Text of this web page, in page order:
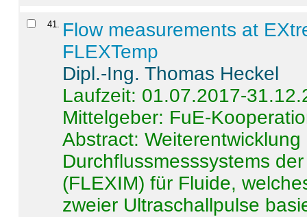
41. Flow measurements at
FLEXTemp
Dipl.-Ing. Thomas Heckel
Laufzeit: 01.07.2017-
Mittelgeber: FuE-
Abstract:
Durchflussmesssystems
(FLEXIM) für Fluide,
zweier Ultraschallpulse